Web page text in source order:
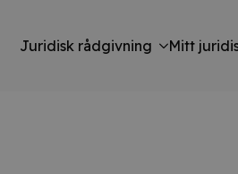
Juridisk rådgivning Mitt